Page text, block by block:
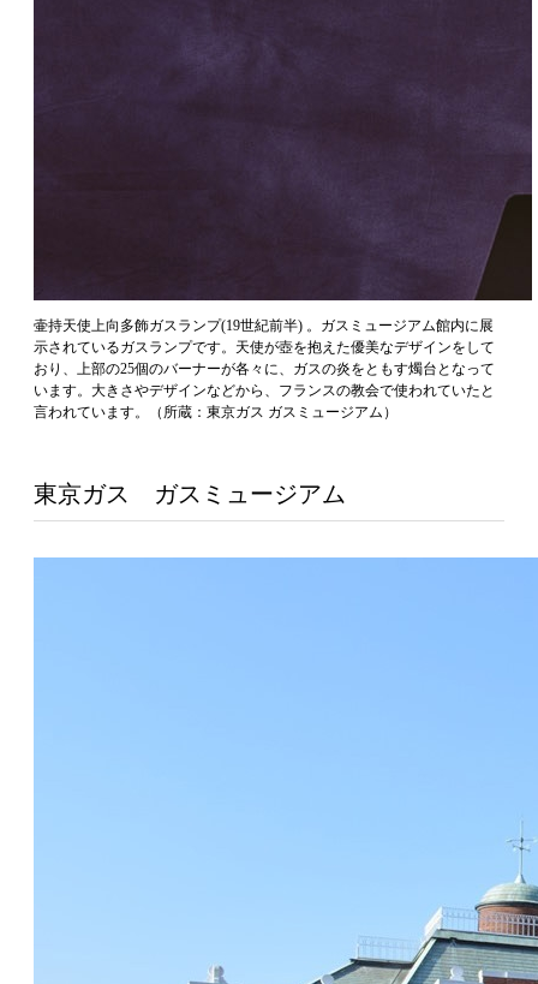
壷持天使上向多飾ガスランプ(19世紀前半) 。ガスミュージアム館内に展
示されているガスランプです。天使が壺を抱えた優美なデザインをして
おり、上部の25個のバーナーが各々に、ガスの炎をともす燭台となって
います。大きさやデザインなどから、フランスの教会で使われていたと
言われています。（所蔵：東京ガス ガスミュージアム）
東京ガス ガスミュージアム